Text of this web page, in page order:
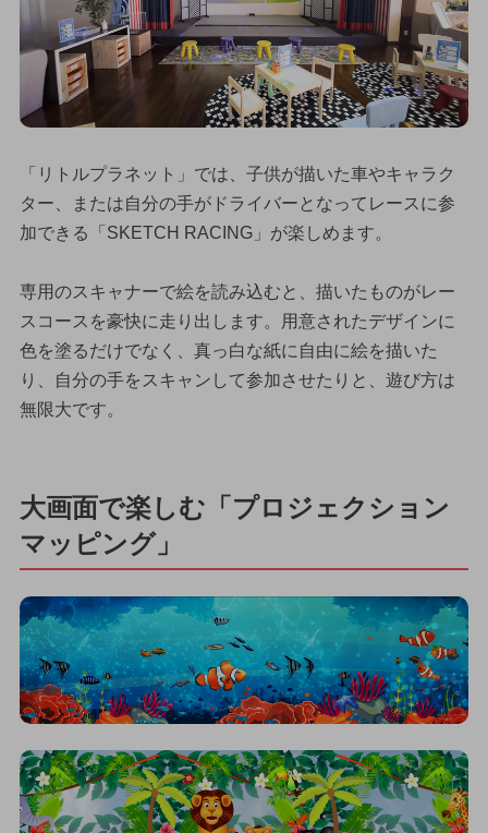
「リトルプラネット」では、子供が描いた車やキャラク
ター、または自分の手がドライバーとなってレースに参
加できる「SKETCH RACING」が楽しめます。
専用のスキャナーで絵を読み込むと、描いたものがレー
スコースを豪快に走り出します。用意されたデザインに
色を塗るだけでなく、真っ白な紙に自由に絵を描いた
り、自分の手をスキャンして参加させたりと、遊び方は
無限大です。
大画面で楽しむ「プロジェクション
マッピング」